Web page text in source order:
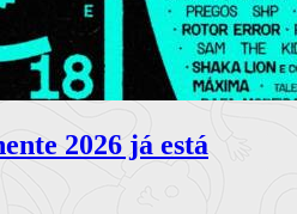
2026 já está